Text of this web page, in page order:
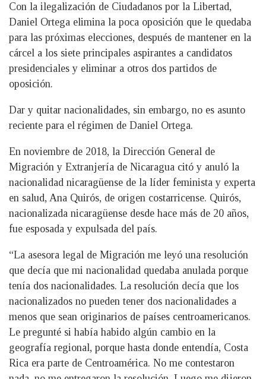
Con la ilegalización de Ciudadanos por la Libertad,
Daniel Ortega elimina la poca oposición que le quedaba
para las próximas elecciones, después de mantener en la
cárcel a los siete principales aspirantes a candidatos
presidenciales y eliminar a otros dos partidos de
oposición.
Dar y quitar nacionalidades, sin embargo, no es asunto
reciente para el régimen de Daniel Ortega.
En noviembre de 2018, la Dirección General de
Migración y Extranjería de Nicaragua citó y anuló la
nacionalidad nicaragüense de la líder feminista y experta
en salud, Ana Quirós, de origen costarricense. Quirós,
nacionalizada nicaragüense desde hace más de 20 años,
fue esposada y expulsada del país.
“La asesora legal de Migración me leyó una resolución
que decía que mi nacionalidad quedaba anulada porque
tenía dos nacionalidades. La resolución decía que los
nacionalizados no pueden tener dos nacionalidades a
menos que sean originarios de países centroamericanos.
Le pregunté si había habido algún cambio en la
geografía regional, porque hasta donde entendía, Costa
Rica era parte de Centroamérica. No me contestaron